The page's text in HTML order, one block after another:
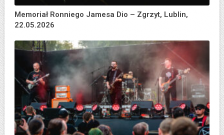
Memoriał Ronniego Jamesa Dio – Zgrzyt, Lublin,
22.05.2026